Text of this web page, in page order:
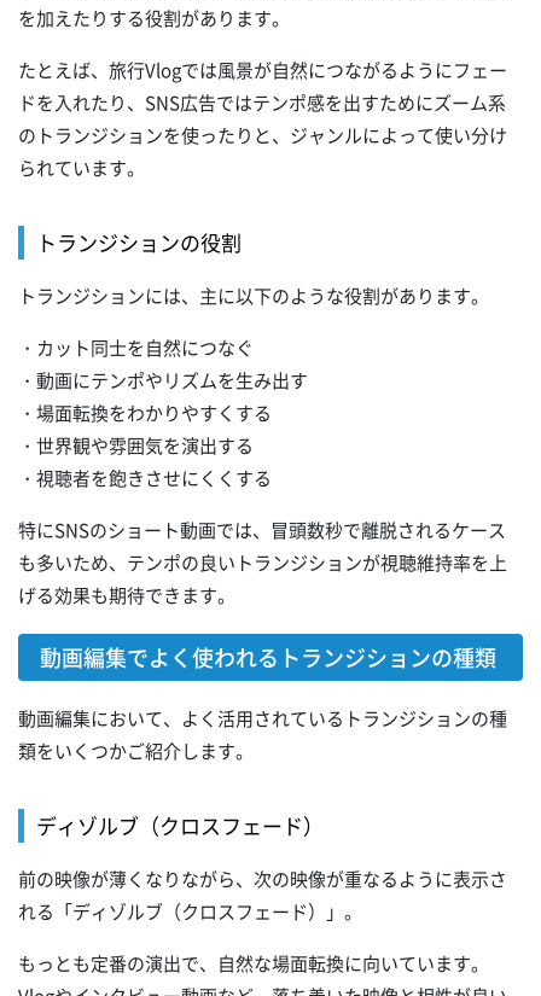
を加えたりする役割があります。
たとえば、旅行Vlogでは風景が自然につながるようにフェー
ドを入れたり、SNS広告ではテンポ感を出すためにズーム系
のトランジションを使ったりと、ジャンルによって使い分け
られています。
トランジションの役割
トランジションには、主に以下のような役割があります。
・カット同士を自然につなぐ
・動画にテンポやリズムを生み出す
・場面転換をわかりやすくする
・世界観や雰囲気を演出する
・視聴者を飽きさせにくくする
特にSNSのショート動画では、冒頭数秒で離脱されるケース
も多いため、テンポの良いトランジションが視聴維持率を上
げる効果も期待できます。
動画編集でよく使われるトランジションの種類
動画編集において、よく活用されているトランジションの種
類をいくつかご紹介します。
ディゾルブ（クロスフェード）
前の映像が薄くなりながら、次の映像が重なるように表示さ
れる「ディゾルブ（クロスフェード）」。
もっとも定番の演出で、自然な場面転換に向いています。